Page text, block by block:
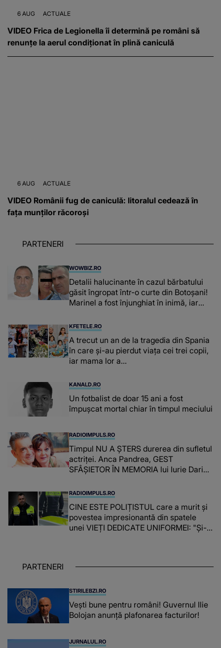
6 AUG ACTUALE
VIDEO Frica de Legionella îi determină pe români să
renunțe la aerul condiționat în plină caniculă
6 AUG ACTUALE
VIDEO Românii fug de caniculă: litoralul cedează în
fața munților răcoroși
PARTENERI
WOWBIZ.RO
Detalii halucinante în cazul bărbatului
găsit îngropat într-o curte din Botoșani!
Marinel a fost înjunghiat în inimă, iar
suspecți
KFETELE.RO
A trecut un an de la tragedia din Spania
în care și-au pierdut viața cei trei copii,
iar mama lor a…
KANALD.RO
Un fotbalist de doar 15 ani a fost
împușcat mortal chiar în timpul meciului
RADIOIMPULS.RO
Timpul NU A ȘTERS durerea din sufletul
actriței. Anca Pandrea, GEST
SFÂȘIETOR ÎN MEMORIA lui Iurie Darie:
timpul parcă..."
RADIOIMPULS.RO
CINE ESTE POLIȚISTUL care a murit și
povestea impresionantă din spatele
unei VIEȚI DEDICATE UNIFORMEI: "Și-a
PARTENERI
STIRILEBZI.RO
Vești bune pentru români! Guvernul Ilie
Bolojan anunță plafonarea facturilor!
JURNALUL.RO